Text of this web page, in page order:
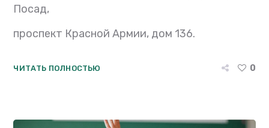
Посад,
проспект Красной Армии, дом 136.
ЧИТАТЬ ПОЛНОСТЬЮ 0